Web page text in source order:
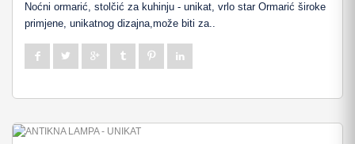
Noćni ormarić, stolčić za kuhinju - unikat, vrlo star Ormarić široke
primjene, unikatnog dizajna,može biti za..